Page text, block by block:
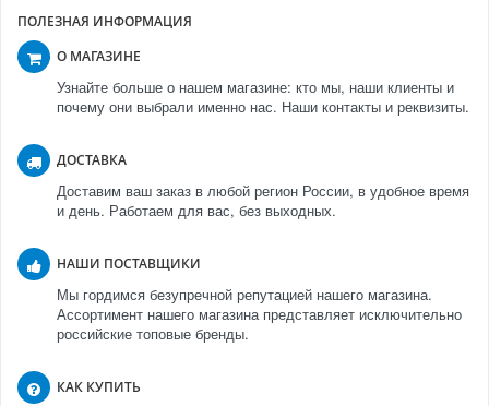
ПОЛЕЗНАЯ ИНФОРМАЦИЯ
О МАГАЗИНЕ
Узнайте больше о нашем магазине: кто мы, наши клиенты и
почему они выбрали именно нас. Наши контакты и реквизиты.
ДОСТАВКА
Доставим ваш заказ в любой регион России, в удобное время
и день. Работаем для вас, без выходных.
НАШИ ПОСТАВЩИКИ
Мы гордимся безупречной репутацией нашего магазина.
Ассортимент нашего магазина представляет исключительно
российские топовые бренды.
КАК КУПИТЬ